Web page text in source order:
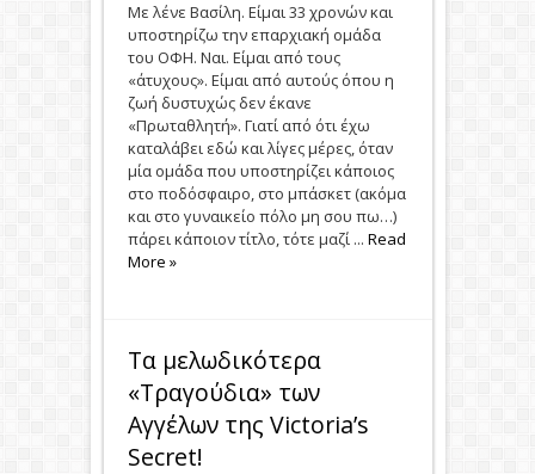
Με λένε Βασίλη. Είμαι 33 χρονών και
υποστηρίζω την επαρχιακή ομάδα
του ΟΦΗ. Ναι. Είμαι από τους
«άτυχους». Είμαι από αυτούς όπου η
ζωή δυστυχώς δεν έκανε
«Πρωταθλητή». Γιατί από ότι έχω
καταλάβει εδώ και λίγες μέρες, όταν
μία ομάδα που υποστηρίζει κάποιος
στο ποδόσφαιρο, στο μπάσκετ (ακόμα
και στο γυναικείο πόλο μη σου πω…)
πάρει κάποιον τίτλο, τότε μαζί ... Read
More »
Τα μελωδικότερα
«Τραγούδια» των
Αγγέλων της Victoria’s
Secret!